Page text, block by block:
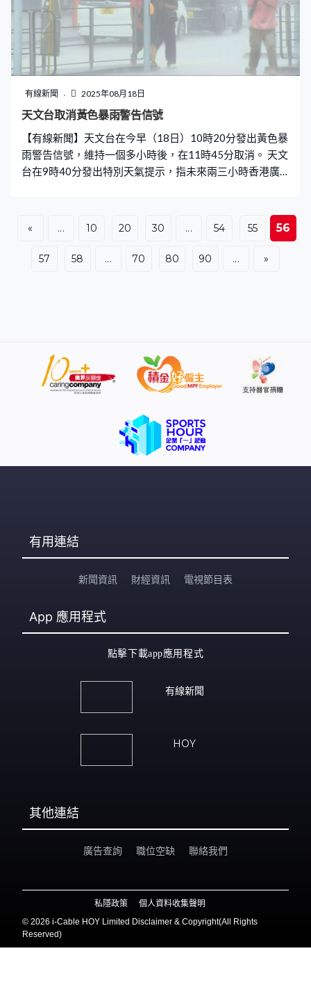
把刀拿起來嚇唬一下，然後那個刀一下就插到她頭上了，
我們聽她媽媽是這樣講的。」 受傷後女孩由母親領著「淡
定地」來到醫院救治，「我聽說那個刀一下子就插上去
了。」醫院職員指「她們來醫院也沒打120，聽說她媽媽
當時拔刀，拔不出來，所以就來了醫院」，個案由神經外
科處理，涉及頭顱上傷口，當晚就做了開顱手術，術後就
在神經外科住院治療，目前狀況良好。 醫生：小孩顱骨較
軟 網民轟母迷信愚蠢 報道引述資深醫生表示，刀刃插進
頭骨，只要及時救治還是可以保命的，「只要插的不深，
一般問題不大。應該是嵌在骨頭里頭，因
有線新聞 2025年08月18日
天文台取消黃色暴雨警告信號
【有線新聞】天文台在今早（18日）10時20分發出黃色暴
雨警告信號，維持一個多小時後，在11時45分取消。 天文
台在9時40分發出特別天氣提示，指未來兩三小時香港廣
北部風勢頗大，而強雷雨帶亦正影響該區。本港方面，今
早多處地區錄得超過60毫米雨量，而離島區及屯門的雨量
更超過100毫米。此外，一個低壓區正影響呂宋以東海
« ... 10 20 30 ... 54 55 56
57 58 ... 70 80 90 ... »
有用連結
新聞資訊 財經資訊 電視節目表
App 應用程式
點擊下載app應用程式
有線新聞
HOY
其他連結
廣告查詢 職位空缺 聯絡我們
私隱政策
個人資料收集聲明
© 2026 i-Cable HOY Limited Disclaimer & Copyright(All Rights
Reserved)